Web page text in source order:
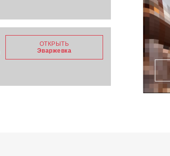
ОТКРЫТЬ
Эваржевка